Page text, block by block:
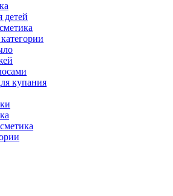
детей
купания